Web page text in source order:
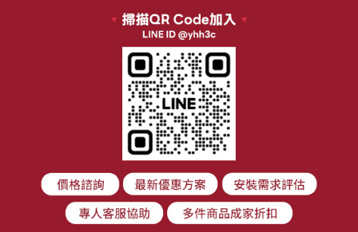
688/669/668
加入購物車
688/669/668